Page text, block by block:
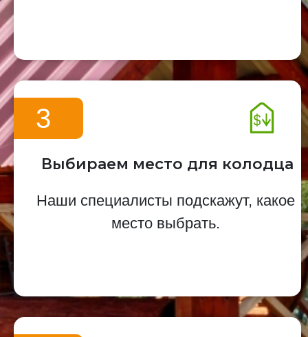
3
Выбираем место для колодца
Наши специалисты подскажут, какое
место выбрать.